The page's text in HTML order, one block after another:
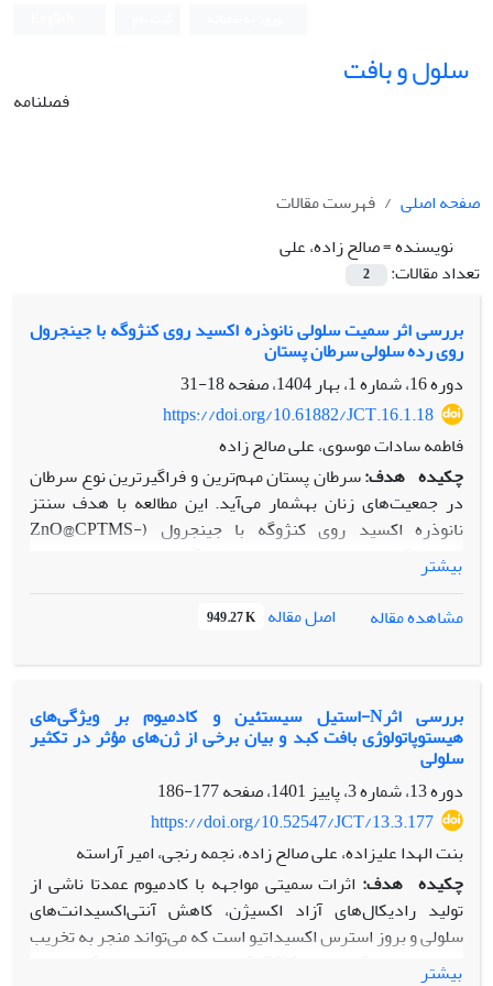
سلول و بافت
فصلنامه
صفحه اصلی
فهرست مقالات
نویسنده =صالح زاده، علی
تعداد مقالات:
2
بررسی اثر سمیت سلولی نانوذره اکسید روی کنژوگه با جینجرول
روی رده سلولی سرطان پستان
دوره 16، شماره 1، بهار 1404، صفحه
18-31
https://doi.org/10.61882/JCT.16.1.18
فاطمه سادات موسوی، علی صالح زاده
چکیده هدف:سرطان پستان مهم‌ترین و فراگیرترین نوع سرطان
در جمعیت‌های زنان بهشمار می‌آید. این مطالعه با هدف سنتز
نانوذره اکسید روی کنژوگه با جینجرول (ZnO@CPTMS-
سرطان پستان انجام پذیرفت.
XRD، DLS، EDS، سنجش پتانسیل زتا و عکس‌برداری
میکروسکوپ الکترونی مورد مطالعه قرار گرفت. اثرات مهاری
سلول‌های رده سرطان پستان MCF-7 با آزمایش MTT ارزیابی
شد. به‌منظور تعیین جمعیت سلول‌های آپوپتوزیس/نکروزیس
شده از آزمایش فلوسیتومتری استفاده شد.
بود. نانوذرات فاقد ناخالصی عنصری بودند و سنتز صحیح آن­ها با
آزمایش‌های FT-IR و XRD تائید شد. تیمار نانوذرات با سلول‌های
سرطان پستان نشان داد که نانوذره ZnO@CPTMS-Gingerol
دارای اثرات مهاری وابسته به دوز و غلظت نیمه مهاری (IC50) 117
میکروگرم/میلی‌لیتر بود. مواجهه سلول‌های سرطان پستان با
بیشتر
مشاهده مقاله
اصل مقاله 949.27 K
بررسی اثرN-استیل سیستئین و کادمیوم بر ویژگی‌های
هیستوپاتولوژی بافت کبد و بیان برخی از ژن‌های مؤثر در تکثیر
سلولی
دوره 13، شماره 3، پاییز 1401، صفحه
177-186
https://doi.org/10.52547/JCT/13.3.177
بنت الهدا علیزاده، علی صالح زاده، نجمه رنجی، امیر آراسته
چکیده هدف: اثرات سمیتی مواجهه با کادمیوم عمدتا ناشی از
تولید رادیکال‌های آزاد اکسیژن، کاهش آنتی‌اکسیدانت‌های
سلولی و بروز استرس اکسیداتیو است که می‌تواند منجر به تخریب
بیشتر